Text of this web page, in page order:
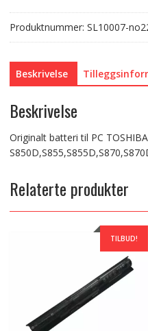
Produktnummer: SL10007-
Beskrivelse
Beskrivelse
Originalt batteri til PC
Relaterte produkter
TILBUD!